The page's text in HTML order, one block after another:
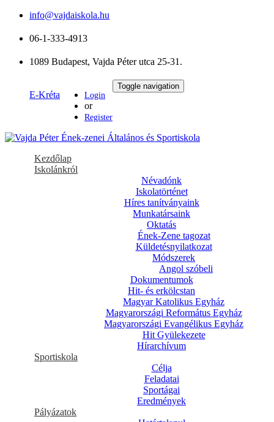
info@vajdaiskola.hu
06-1-333-4913
1089 Budapest, Vajda Péter utca 25-31.
E-Kréta Login
or
Register
Toggle navigation
Kezdőlap
Iskolánkról
Névadónk
Iskolatörténet
Híres tanítványaink
Munkatársaink
Oktatás
Ének-Zene tagozat
Küldetésnyilatkozat
Módszerek
Angol szóbeli
Dokumentumok
Hit- és erkölcstan
Magyar Katolikus Egyház
Magyarországi Református Egyház
Magyarországi Evangélikus Egyház
Hit Gyülekezete
Hírarchívum
Sportiskola
Célja
Feladatai
Sportágai
Eredmények
Pályázatok